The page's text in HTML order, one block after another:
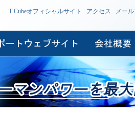
T-Cubeオフィシャルサイト アクセス メー